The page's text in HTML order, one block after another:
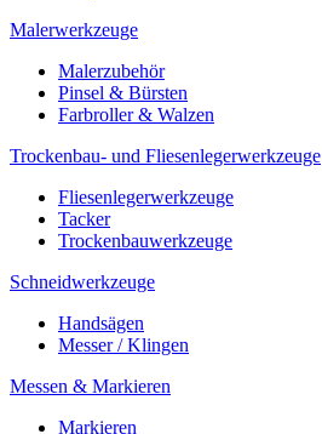
Malerwerkzeuge
Malerzubehör
Pinsel & Bürsten
Farbroller & Walzen
Trockenbau- und Fliesenlegerwerkzeuge
Fliesenlegerwerkzeuge
Tacker
Trockenbauwerkzeuge
Schneidwerkzeuge
Handsägen
Messer / Klingen
Messen & Markieren
Markieren